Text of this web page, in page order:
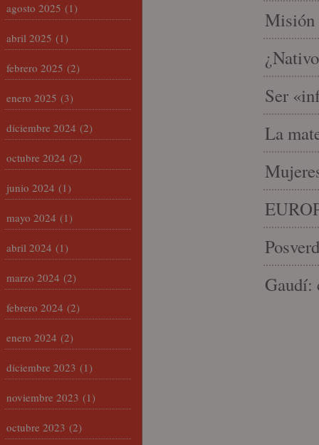
Misión
Ser
La
Gaudí:
agosto 2025 (1)
abril 2025 (1)
febrero 2025 (2)
enero 2025 (3)
diciembre 2024 (2)
octubre 2024 (2)
junio 2024 (1)
mayo 2024 (1)
abril 2024 (1)
marzo 2024 (2)
febrero 2024 (2)
enero 2024 (2)
diciembre 2023 (1)
noviembre 2023 (1)
octubre 2023 (2)